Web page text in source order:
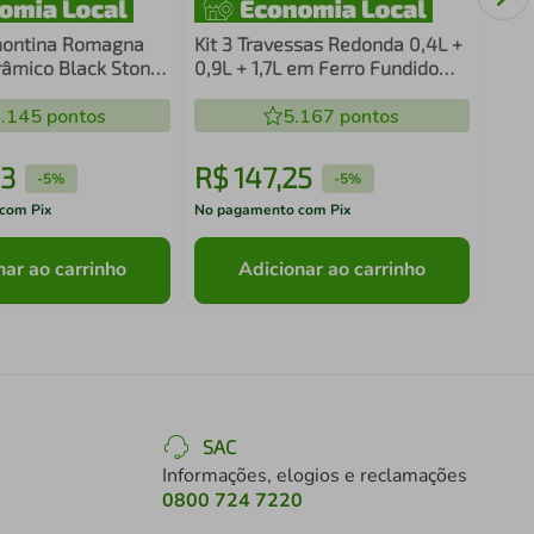
Romagna
Black Stone
pontos
-5%
Pix
ao carrinho
Kit 3 Travessas Redonda 0,4L +
0,9L + 1,7L em Ferro Fundido
5.167 pontos
R$147,25 -5%
No pagamento com Pix
Adicionar ao carrinho
SAC
Informações, elogios e reclamações
0800 724 7220